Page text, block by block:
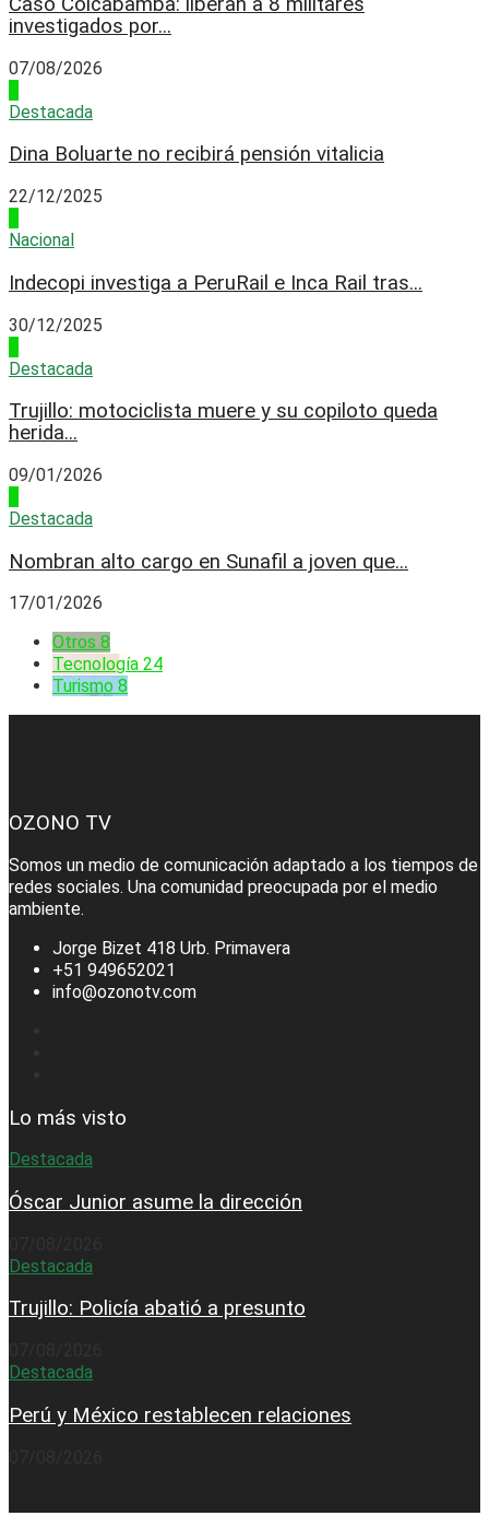
investigados por...
07/08/2026
Destacada
Dina Boluarte no recibirá pensión vitalicia
22/12/2025
Nacional
Indecopi investiga a PeruRail e Inca Rail tras...
30/12/2025
Destacada
Trujillo: motociclista muere y su copiloto queda
herida...
09/01/2026
Destacada
Nombran alto cargo en Sunafil a joven que...
17/01/2026
Otros 8
Tecnología 24
Turismo 8
OZONO TV
Somos un medio de comunicación adaptado a los tiempos de
redes sociales. Una comunidad preocupada por el medio
ambiente.
Jorge Bizet 418 Urb. Primavera
+51 949652021
info@ozonotv.com
Lo más visto
Destacada
Óscar Junior asume la dirección
Destacada
Trujillo: Policía abatió a presunto
Destacada
Perú y México restablecen relaciones